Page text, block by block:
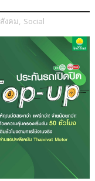
สังคม, Social